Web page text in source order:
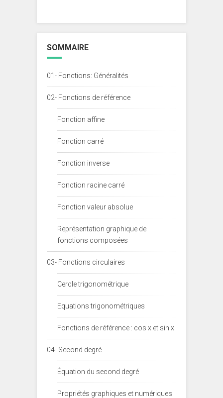
SOMMAIRE
01- Fonctions: Généralités
02- Fonctions de référence
Fonction affine
Fonction carré
Fonction inverse
Fonction racine carré
Fonction valeur absolue
Représentation graphique de
fonctions composées
03- Fonctions circulaires
Cercle trigonométrique
Equations trigonométriques
Fonctions de référence : cos x et sin x
04- Second degré
Équation du second degré
Propriétés graphiques et numériques